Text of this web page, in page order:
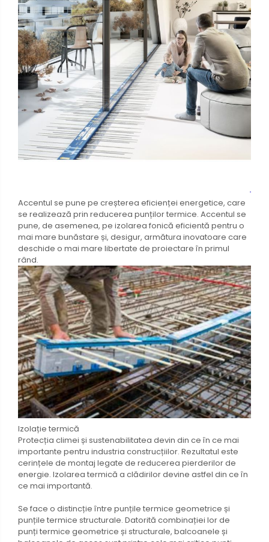
Accentul se pune pe creșterea eficienței energetice, care
se realizează prin reducerea punților termice. Accentul se
pune, de asemenea, pe izolarea fonică eficientă pentru o
mai mare bunăstare și, desigur, armătura inovatoare care
deschide o mai mare libertate de proiectare în primul
rând.
Izolație termică
Protecția climei și sustenabilitatea devin din ce în ce mai
importante pentru industria construcțiilor. Rezultatul este
cerințele de montaj legate de reducerea pierderilor de
energie. Izolarea termică a clădirilor devine astfel din ce în
ce mai importantă.
Se face o distincție între punțile termice geometrice și
punțile termice structurale. Datorită combinației lor de
punți termice geometrice și structurale, balcoanele și